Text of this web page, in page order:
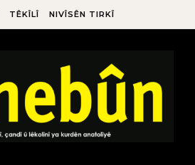
TÊKÎLÎ NIVÎSÊN TIRKÎ